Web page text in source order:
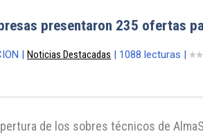
presentaron 235 ofertas
| Noticias Destacadas | 1088 lecturas |
de los sobres técnicos de